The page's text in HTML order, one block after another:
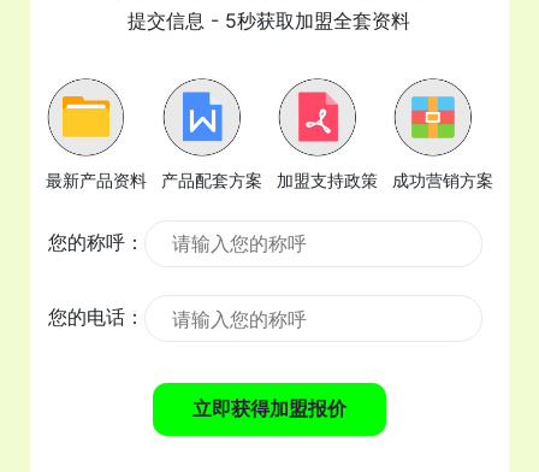
提交信息 - 5秒获取加盟全套资料
最新产品资料 产品配套方案 加盟支持政策 成功营销方案
您的称呼：
您的电话：
立即获得加盟报价